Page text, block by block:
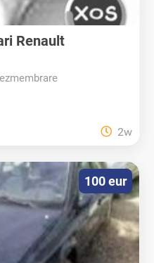
Renault
2w
100 eur